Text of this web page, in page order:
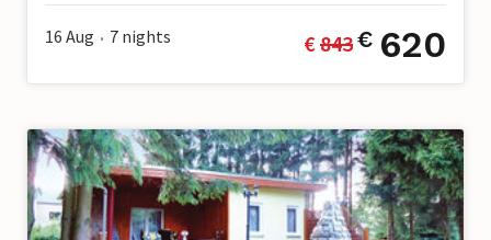
16 Aug • 7 nights € 843€ 620